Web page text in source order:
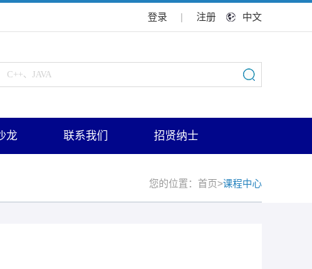
登录 | 注册 中文
龙 联系我们 招贤纳士
您的位置： 首页>课程中心